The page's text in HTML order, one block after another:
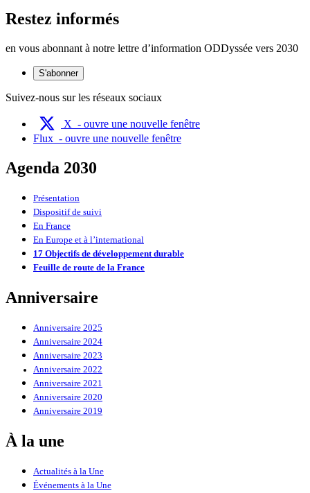
Restez informés
en vous abonnant à notre lettre d’information ODDyssée vers 2030
S'abonner
Suivez-nous sur les réseaux sociaux
X - ouvre une nouvelle fenêtre
Flux - ouvre une nouvelle fenêtre
Agenda 2030
Présentation
Dispositif de suivi
En France
En Europe et à l’international
17 Objectifs de développement durable
Feuille de route de la France
Anniversaire
Anniversaire 2025
Anniversaire 2024
Anniversaire 2023
Anniversaire 2022
Anniversaire 2021
Anniversaire 2020
Anniversaire 2019
À la une
Actualités à la Une
Événements à la Une